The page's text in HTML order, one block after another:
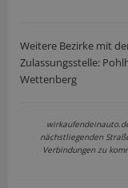
Weitere Bezirke mit
Zulassungsstelle:
Wettenberg
nächstliegenden
Verbindungen zu